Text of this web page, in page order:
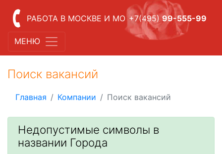
РАБОТА В МОСКВЕ И МО +7(495) 99-555-99
МЕНЮ
Поиск вакансий
Главная Компании Поиск вакансий
Недопустимые символы в
названии Города